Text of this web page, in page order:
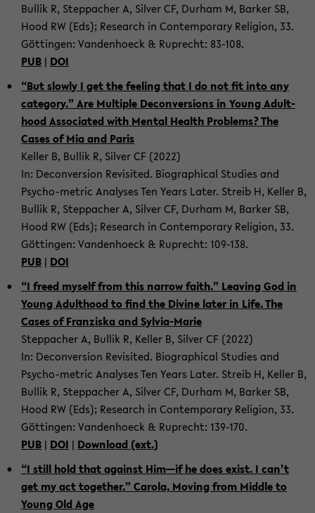
Bul­lik R, Step­pacher A, Sil­ver CF, Durham M, Barker SB,
Hood RW (Eds); Re­search in Con­tem­po­rary Re­li­gion, 33.
Göttin­gen: Van­den­hoeck & Ruprecht: 83-​108.
PUB | DOI
“But slowly I get the feel­ing that I do not fit into any
cat­e­gory.” Are Mul­ti­ple De­con­ver­sions in Young Adult­
hood As­so­ci­ated with Men­tal Health Prob­lems? The
Cases of Mia and Paris
Keller B, Bul­lik R, Sil­ver CF (2022)
In: De­con­ver­sion Re­vis­ited. Bi­o­graph­i­cal Stud­ies and
Psycho-​metric Analy­ses Ten Years Later. Streib H, Keller B,
Bul­lik R, Step­pacher A, Sil­ver CF, Durham M, Barker SB,
Hood RW (Eds); Re­search in Con­tem­po­rary Re­li­gion, 33.
Göttin­gen: Van­den­hoeck & Ruprecht: 109-​138.
PUB | DOI
“I freed my­self from this nar­row faith.” Leav­ing God in
Young Adult­hood to find the Di­vine later in Life. The
Cases of Franziska and Sylvia-​Marie
Step­pacher A, Bul­lik R, Keller B, Sil­ver CF (2022)
In: De­con­ver­sion Re­vis­ited. Bi­o­graph­i­cal Stud­ies and
Psycho-​metric Analy­ses Ten Years Later. Streib H, Keller B,
Bul­lik R, Step­pacher A, Sil­ver CF, Durham M, Barker SB,
Hood RW (Eds); Re­search in Con­tem­po­rary Re­li­gion, 33.
Göttin­gen: Van­den­hoeck & Ruprecht: 139-​170.
PUB | DOI | Down­load (ext.)
“I still hold that against Him—if he does exist. I can’t
get my act to­gether.” Car­ola, Mov­ing from Mid­dle to
Young Old Age